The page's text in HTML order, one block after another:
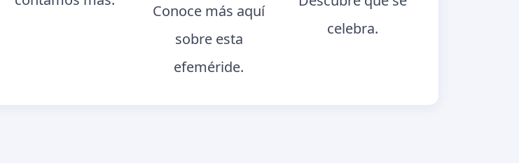
Conoce más aquí
sobre esta
efeméride.
celebra.